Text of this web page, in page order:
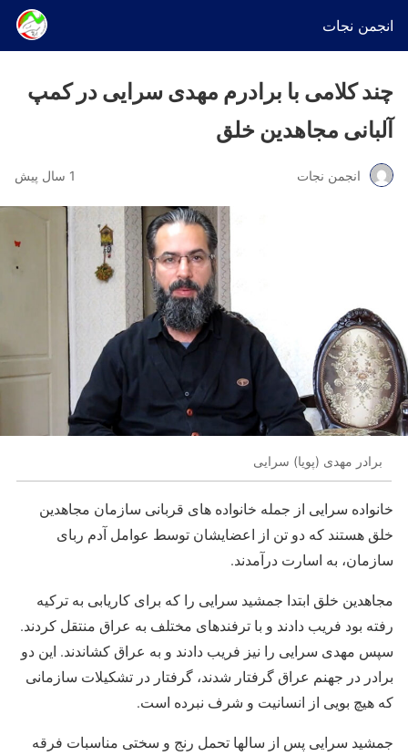
انجمن نجات
چند کلامی با برادرم مهدی سرایی در کمپ
آلبانی مجاهدین خلق
انجمن نجات 1 سال پیش
برادر مهدی (پویا) سرایی
خانواده سرایی از جمله خانواده های قربانی سازمان مجاهدین
خلق هستند که دو تن از اعضایشان توسط عوامل آدم ربای
سازمان، به اسارت درآمدند.
مجاهدین خلق ابتدا جمشید سرایی را که برای کاریابی به ترکیه
رفته بود فریب دادند و با ترفندهای مختلف به عراق منتقل کردند.
سپس مهدی سرایی را نیز فریب دادند و به عراق کشاندند. این دو
برادر در جهنم عراق گرفتار شدند، گرفتار در تشکیلات سازمانی
که هیچ بویی از انسانیت و شرف نبرده است.
جمشید سرایی پس از سالها تحمل رنج و سختی مناسبات فرقه